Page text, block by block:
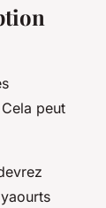
peut